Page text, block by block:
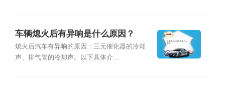
车辆熄火后有异响是什么原因？
熄火后汽车有异响的原因：三元催化器的冷却
声、排气管的冷却声。以下具体介...